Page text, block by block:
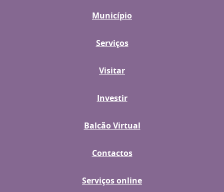
Município
Serviços
Visitar
Investir
Balcão Virtual
Contactos
Serviços online